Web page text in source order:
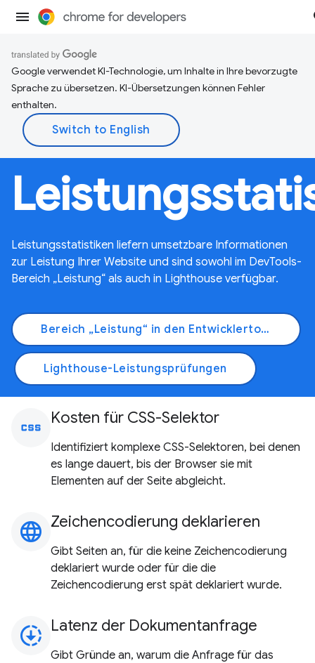
Google verwendet KI-Technologie, um Inhalte in Ihre bevorzugte
Sprache zu übersetzen. KI-Übersetzungen können Fehler
enthalten.
Leistungsstatistiken liefern umsetzbare Informationen
zur Leistung Ihrer Website und sind sowohl im DevTools-
Bereich „Leistung“ als auch in Lighthouse verfügbar.
Bereich „Leistung“ in den Entwicklertools
Lighthouse-Leistungsprüfungen
css Kosten für CSS-Selektor
Identifiziert komplexe CSS-Selektoren, bei denen
es lange dauert, bis der Browser sie mit
Elementen auf der Seite abgleicht.
language Zeichencodierung deklarieren
Gibt Seiten an, für die keine Zeichencodierung
deklariert wurde oder für die die
Zeichencodierung erst spät deklariert wurde.
downloading Latenz der Dokumentanfrage
Gibt Gründe an, warum die Anfrage für das